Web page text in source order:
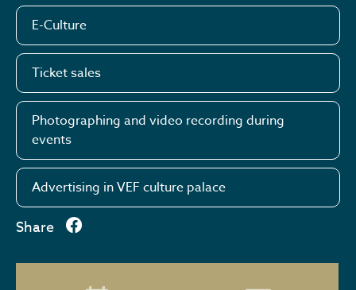
E-Culture
Ticket sales
Photographing and video recording during
events
Advertising in VEF culture palace
Share